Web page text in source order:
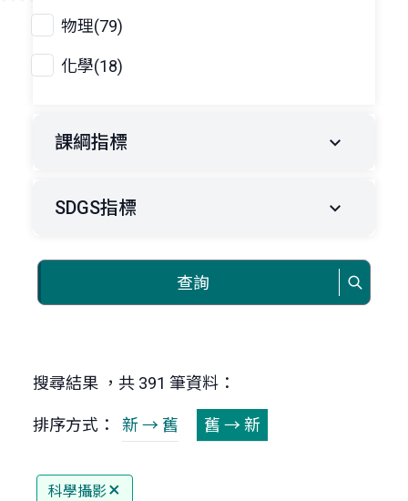
物理(79)
化學(18)
課綱指標
SDGS指標
查詢
搜尋結果 ，共 391 筆資料：
排序方式： 新 → 舊 舊 → 新
科學攝影